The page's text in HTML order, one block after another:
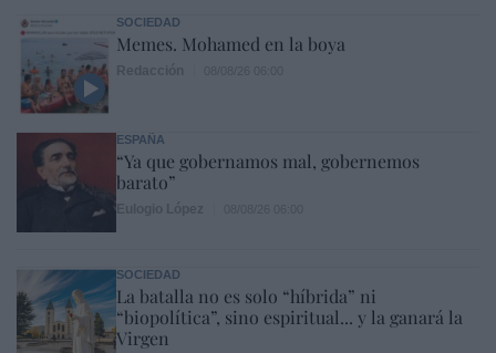
SOCIEDAD
Memes. Mohamed en la boya
ESPAÑA
“Ya que gobernamos mal, gobernemos
barato”
SOCIEDAD
La batalla no es solo “híbrida” ni
“biopolítica”, sino espiritual... y la ganará la
Virgen